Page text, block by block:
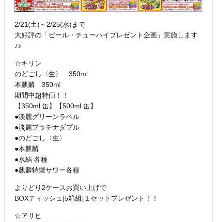
2/21(土)～2/25(水)まで
大好評の「ビール・チューハイプレゼント企画」実施します
♪♪
☆キリン
のどごし〈生〉 350ml
本麒麟 350ml
期間中超特価！！
【350ml 缶】【500ml 缶】
●淡麗グリーンラベル
●淡麗プラチナダブル
●のどごし〈生〉
●本麒麟
●氷結 各種
●麒麟特製サワー各種
よりどり2ケースお買い上げで
BOXティッシュ[5箱組]１セットプレゼント！！
☆アサヒ